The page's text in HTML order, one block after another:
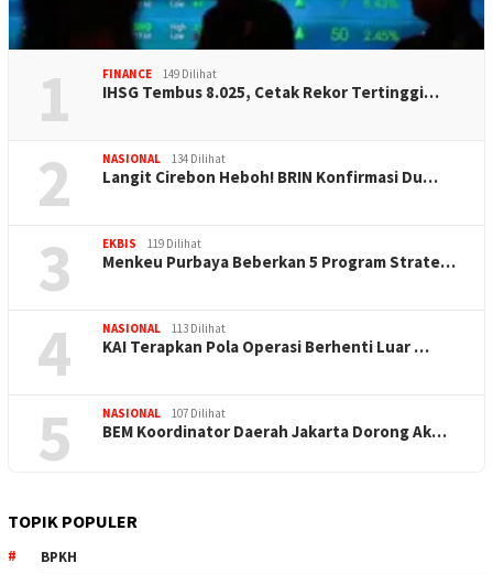
1 FINANCE 149 Dilihat
IHSG Tembus 8.025, Cetak Rekor Tertinggi…
2 NASIONAL 134 Dilihat
Langit Cirebon Heboh! BRIN Konfirmasi Du…
3 EKBIS 119 Dilihat
Menkeu Purbaya Beberkan 5 Program Strate…
4 NASIONAL 113 Dilihat
KAI Terapkan Pola Operasi Berhenti Luar …
5 NASIONAL 107 Dilihat
BEM Koordinator Daerah Jakarta Dorong Ak…
TOPIK POPULER
BPKH